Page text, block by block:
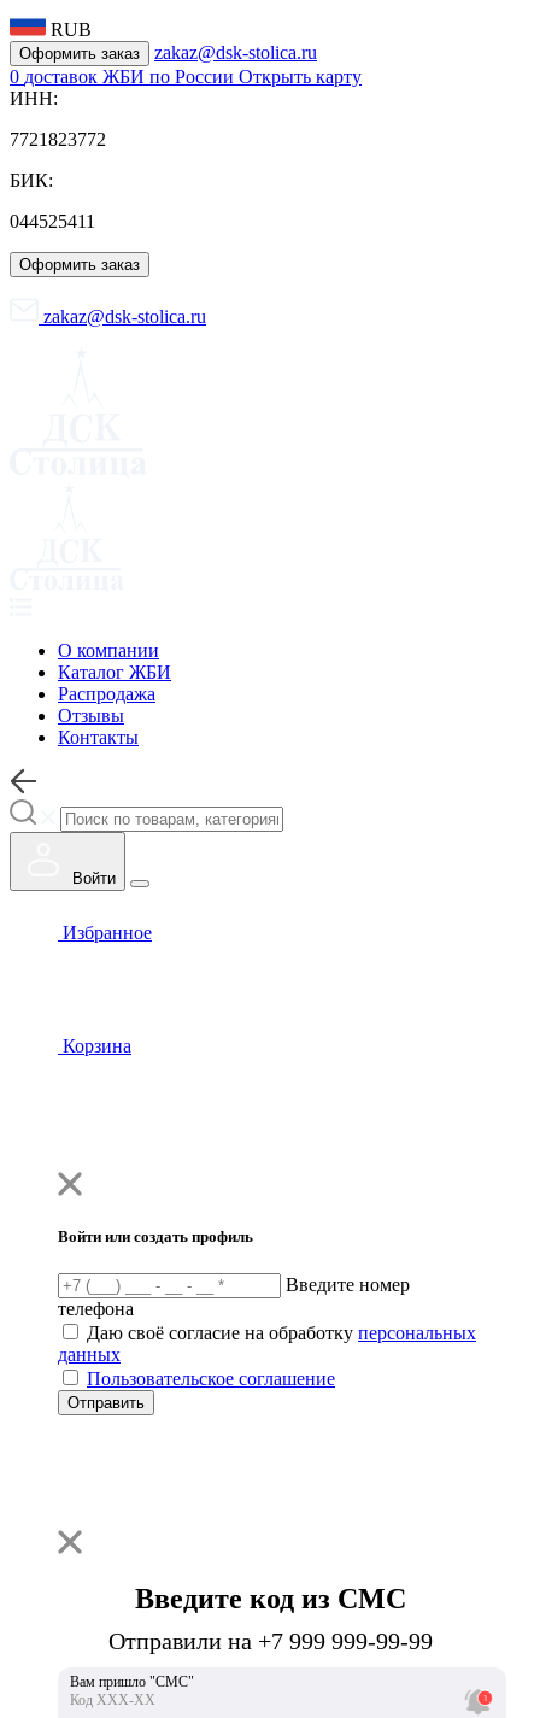
RUB
Оформить заказ
zakaz@dsk-stolica.ru
0 доставок ЖБИ по России Открыть карту
ИНН:
7721823772
БИК:
044525411
Оформить заказ
zakaz@dsk-stolica.ru
О компании
Каталог ЖБИ
Распродажа
Отзывы
Контакты
Войти
Избранное
Корзина
Войти или создать профиль
Введите номер
телефона
Даю своё согласие на обработку персональных
данных
Пользовательское соглашение
Отправить
Введите код из СМС
Отправили на +7 999 999-99-99
Вам пришло "СМС"
Код ХХХ-ХХ